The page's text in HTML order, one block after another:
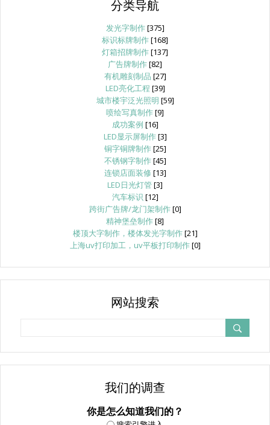
分类导航
发光字制作[375]
标识标牌制作[168]
灯箱招牌制作[137]
广告牌制作[82]
有机雕刻制品 [27]
LED亮化工程 [39]
城市楼宇泛光照明 [59]
喷绘写真制作[9]
成功案例 [16]
LED显示屏制作[3]
铜字铜牌制作[25]
不锈钢字制作[45]
连锁店面装修 [13]
LED日光灯管[3]
汽车标识 [12]
跨街广告牌/龙门架制作[0]
精神堡垒制作[8]
楼顶大字制作，楼体发光字制作[21]
上海uv打印加工，uv平板打印制作[0]
网站搜索
我们的调查
你是怎么知道我们的？